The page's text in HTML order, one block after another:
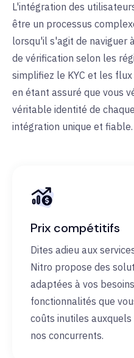
L'intégration des
être un processus
lorsqu'il s'agit de naviguer
de vérification selon les
simplifiez le KYC et les
en étant assuré que vous
véritable identité de
intégration unique et fiable.
Prix compétitifs
Dites adieu aux
Nitro propose des
adaptées à vos
fonctionnalités que
coûts inutiles
nos concurrents.